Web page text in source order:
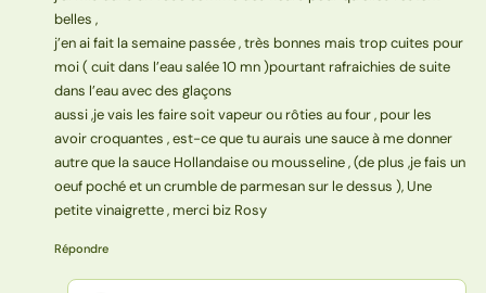
belles ,
j’en ai fait la semaine passée , très bonnes mais trop cuites pour
moi ( cuit dans l’eau salée 10 mn )pourtant rafraichies de suite
dans l’eau avec des glaçons
aussi ,je vais les faire soit vapeur ou rôties au four , pour les
avoir croquantes , est-ce que tu aurais une sauce à me donner
autre que la sauce Hollandaise ou mousseline , (de plus ,je fais un
oeuf poché et un crumble de parmesan sur le dessus ), Une
petite vinaigrette , merci biz Rosy
Répondre